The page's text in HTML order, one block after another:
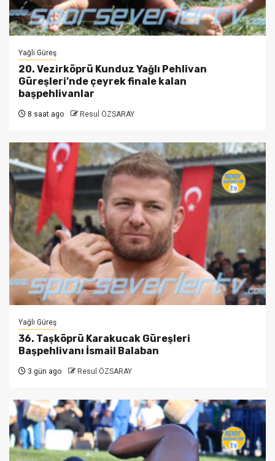
Yağlı Güreş
20. Vezirköprü Kunduz Yağlı Pehlivan
Güreşleri’nde çeyrek finale kalan
başpehlivanlar
8 saat ago Resul ÖZSARAY
Yağlı Güreş
36. Taşköprü Karakucak Güreşleri
Başpehlivanı İsmail Balaban
3 gün ago Resul ÖZSARAY